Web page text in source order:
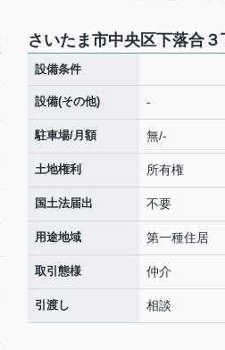
さいたま市中央区下落合
設備条件
設備(その他) -
駐車場/月額 無/-
土地権利 所有権
国土法届出 不要
用途地域 第一種住居
取引態様 仲介
引渡し 相談